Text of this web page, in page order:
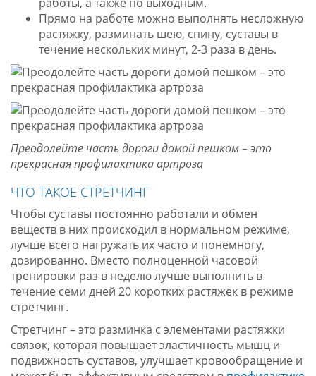
Прямо на работе можно выполнять несложную
растяжку, разминать шею, спину, суставы в
течение нескольких минут, 2-3 раза в день.
Преодолейте часть дороги домой пешком – это
прекрасная профилактика артроза
ЧТО ТАКОЕ СТРЕТЧИНГ
Чтобы суставы постоянно работали и обмен
веществ в них происходил в нормальном режиме,
лучше всего нагружать их часто и понемногу,
дозированно. Вместо полноценной часовой
тренировки раз в неделю лучше выполнить в
течение семи дней 20 коротких растяжек в режиме
стретчинг.
Стретчинг – это разминка с элементами растяжки
связок, которая повышает эластичность мышц и
подвижность суставов, улучшает кровообращение и